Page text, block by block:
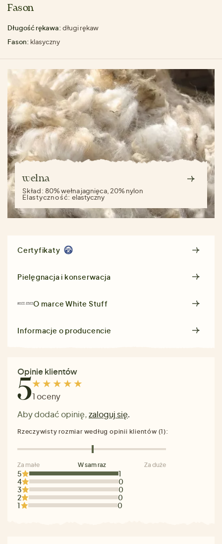
Fason
Długość rękawa: długi rękaw
Fason: klasyczny
wełna
Skład:80% wełna jagnięca, 20% nylon
Elastyczność: elastyczny
Certyfikaty
Pielęgnacja i konserwacja
O marceWhite Stuff
Informacje o producencie
Opinie klientów
51 oceny
Aby dodać opinię,zaloguj się.
5
1
4
0
3
0
2
0
1
0
Rzeczywisty rozmiar według opinii klientów (1):
Za małe W sam raz Za duże